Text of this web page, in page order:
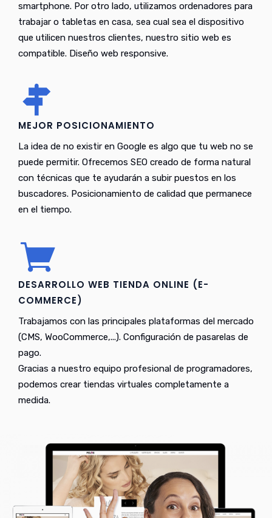
smartphone. Por otro lado, utilizamos ordenadores para
trabajar o tabletas en casa, sea cual sea el dispositivo
que utilicen nuestros clientes, nuestro sitio web es
compatible. Diseño web responsive.
MEJOR POSICIONAMIENTO
La idea de no existir en Google es algo que tu web no se
puede permitir. Ofrecemos SEO creado de forma natural
con técnicas que te ayudarán a subir puestos en los
buscadores. Posicionamiento de calidad que permanece
en el tiempo.
DESARROLLO WEB TIENDA ONLINE (E-
COMMERCE)
Trabajamos con las principales plataformas del mercado
(CMS, WooCommerce,...). Configuración de pasarelas de
pago.
Gracias a nuestro equipo profesional de programadores,
podemos crear tiendas virtuales completamente a
medida.